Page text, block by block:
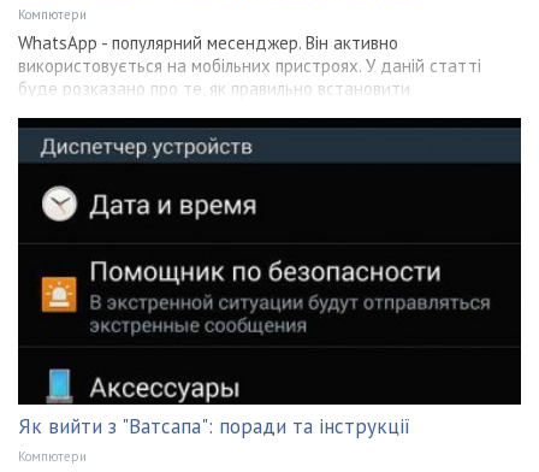
Компютери
WhatsApp - популярний месенджер. Він активно
використовується на мобільних пристроях. У даній статті
буде розказано про те, як правильно встановити
Як вийти з "Ватсапа": поради та інструкції
Компютери